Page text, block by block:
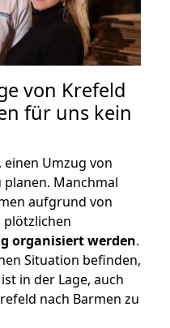
von Krefeld
für uns kein
Umzug von
Manchmal
aufgrund von
plötzlichen
organisiert werden.
Situation befinden,
in der Lage, auch
nach Barmen zu